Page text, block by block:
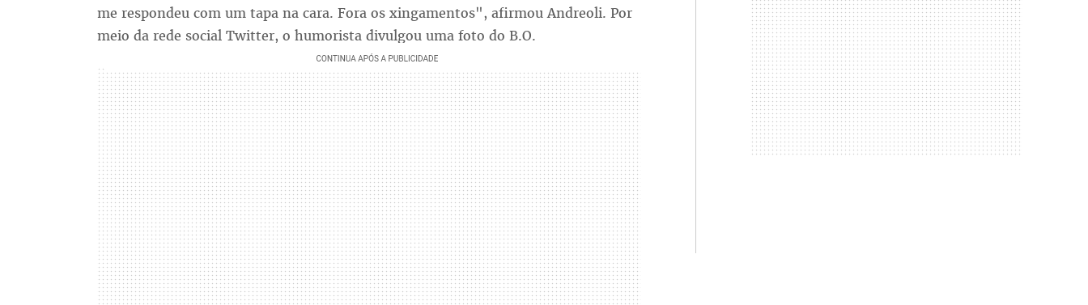
me respondeu com um tapa na cara. Fora os xingamentos", afirmou Andreoli. Por
meio da rede social Twitter, o humorista divulgou uma foto do B.O.